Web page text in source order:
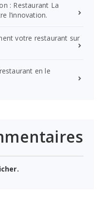
: Restaurant La
l’innovation.
votre restaurant sur
en le